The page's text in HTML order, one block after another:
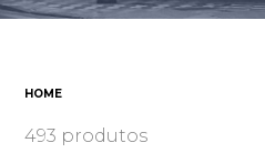
HOME
493 produtos